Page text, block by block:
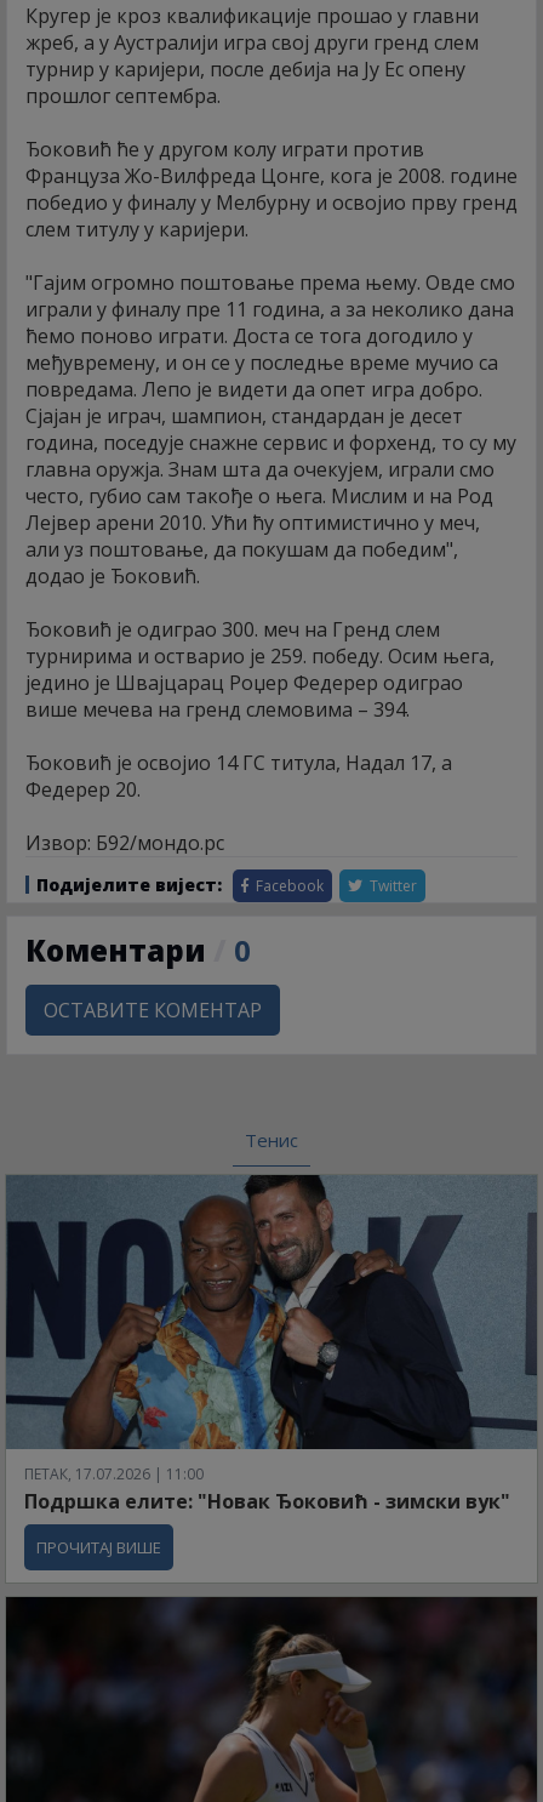
Кругер је кроз квалификације прошао у главни
жреб, а у Аустралији игра свој други гренд слем
турнир у каријери, после дебија на Ју Ес опену
прошлог септембра.
Ђоковић ће у другом колу играти против
Француза Жо-Вилфреда Цонге, кога је 2008. године
победио у финалу у Мелбурну и освојио прву гренд
слем титулу у каријери.
"Гајим огромно поштовање према њему. Овде смо
играли у финалу пре 11 година, а за неколико дана
ћемо поново играти. Доста се тога догодило у
међувремену, и он се у последње време мучио са
повредама. Лепо је видети да опет игра добро.
Сјајан је играч, шампион, стандардан је десет
година, поседује снажне сервис и форхенд, то су му
главна оружја. Знам шта да очекујем, играли смо
често, губио сам такође о њега. Мислим и на Род
Лејвер арени 2010. Ући ћу оптимистично у меч,
али уз поштовање, да покушам да победим",
додао је Ђоковић.
Ђоковић је одиграо 300. меч на Гренд слем
турнирима и остварио је 259. победу. Осим њега,
једино је Швајцарац Роџер Федерер одиграо
више мечева на гренд слемовима – 394.
Ђоковић је освојио 14 ГС титула, Надал 17, а
Федерер 20.
Извор: Б92/мондо.рс
Подијелите вијест: Facebook Twitter
Коментари 0
ОСТАВИТЕ КОМЕНТАР
Тенис
ПЕТАК, 17.07.2026 | 11:00
Подршка елите: "Новак Ђоковић - зимски вук"
ПРОЧИТАЈ ВИШЕ